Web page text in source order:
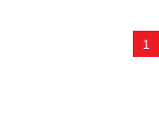
1